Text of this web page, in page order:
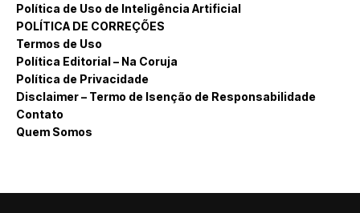
Política de Uso de Inteligência Artificial
POLÍTICA DE CORREÇÕES
Termos de Uso
Política Editorial – Na Coruja
Política de Privacidade
Disclaimer – Termo de Isenção de Responsabilidade
Contato
Quem Somos